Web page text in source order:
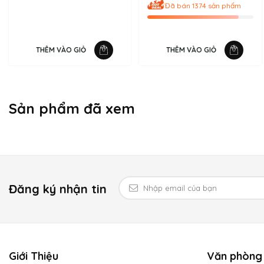
thuộc nhóm hương phương Đông, mang đến
vào các loại nước hoa cao cấp nhất.
THÊM VÀO GIỎ
Đã bán 1374 sản phẩm
THÊM VÀO GIỎ
Sản phẩm đã xem
Đăng ký nhận tin
Giới Thiệu Văn